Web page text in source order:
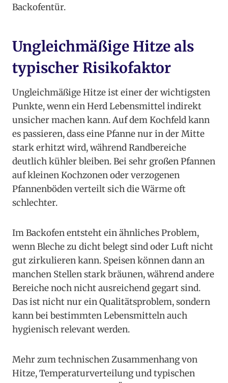
Backofentür.
Ungleichmäßige Hitze als
typischer Risikofaktor
Ungleichmäßige Hitze ist einer der wichtigsten
Punkte, wenn ein Herd Lebensmittel indirekt
unsicher machen kann. Auf dem Kochfeld kann
es passieren, dass eine Pfanne nur in der Mitte
stark erhitzt wird, während Randbereiche
deutlich kühler bleiben. Bei sehr großen Pfannen
auf kleinen Kochzonen oder verzogenen
Pfannenböden verteilt sich die Wärme oft
schlechter.
Im Backofen entsteht ein ähnliches Problem,
wenn Bleche zu dicht belegt sind oder Luft nicht
gut zirkulieren kann. Speisen können dann an
manchen Stellen stark bräunen, während andere
Bereiche noch nicht ausreichend gegart sind.
Das ist nicht nur ein Qualitätsproblem, sondern
kann bei bestimmten Lebensmitteln auch
hygienisch relevant werden.
Mehr zum technischen Zusammenhang von
Hitze, Temperaturverteilung und typischen